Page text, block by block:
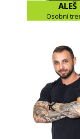
ALEŠ
Osobní